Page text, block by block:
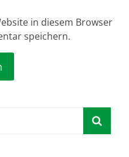
in diesem Browser
speichern.